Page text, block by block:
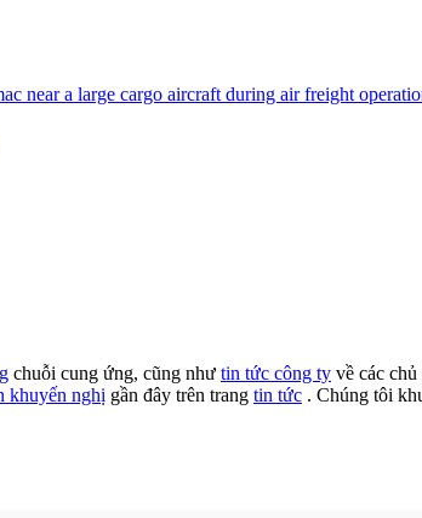
chuỗi cung ứng, cũng như tin tức công ty về các
khuyến nghị gần đây trên trang tin tức . Chúng tôi